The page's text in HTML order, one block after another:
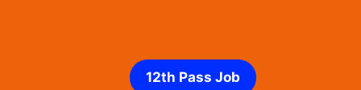
12th Pass Job